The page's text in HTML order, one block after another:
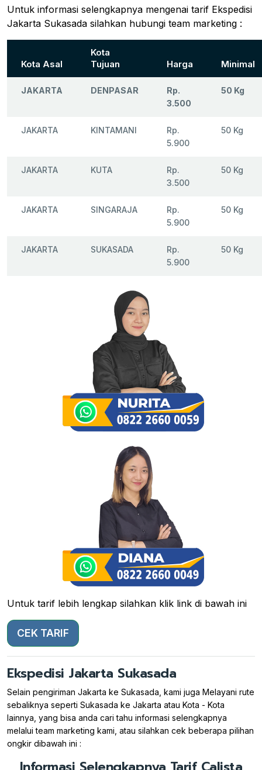
Untuk informasi selengkapnya mengenai tarif Ekspedisi
Jakarta Sukasada silahkan hubungi team marketing :
Kota Asal
Kota
Tujuan
Harga Minimal
JAKARTA DENPASAR
Rp.
3.500
50 Kg
JAKARTA KINTAMANI
Rp.
5.900
50 Kg
JAKARTA KUTA
Rp.
3.500
50 Kg
JAKARTA SINGARAJA
Rp.
5.900
50 Kg
JAKARTA SUKASADA
Rp.
5.900
50 Kg
Untuk tarif lebih lengkap silahkan klik link di bawah ini
CEK TARIF
Ekspedisi Jakarta Sukasada
Selain pengiriman Jakarta ke Sukasada, kami juga Melayani rute
sebaliknya seperti Sukasada ke Jakarta atau Kota - Kota
lainnya, yang bisa anda cari tahu informasi selengkapnya
melalui team marketing kami, atau silahkan cek beberapa pilihan
ongkir dibawah ini :